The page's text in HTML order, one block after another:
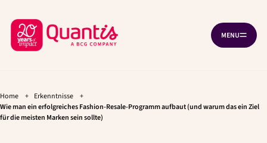
a
u
p
i
n
h
Z
k
z
N
A
O
MENU
Home + Erkenntnisse
+
Wie man ein erfolgreiches Fashion-Resale-Programm aufbaut (und warum das ein Ziel
für die meisten Marken sein sollte)